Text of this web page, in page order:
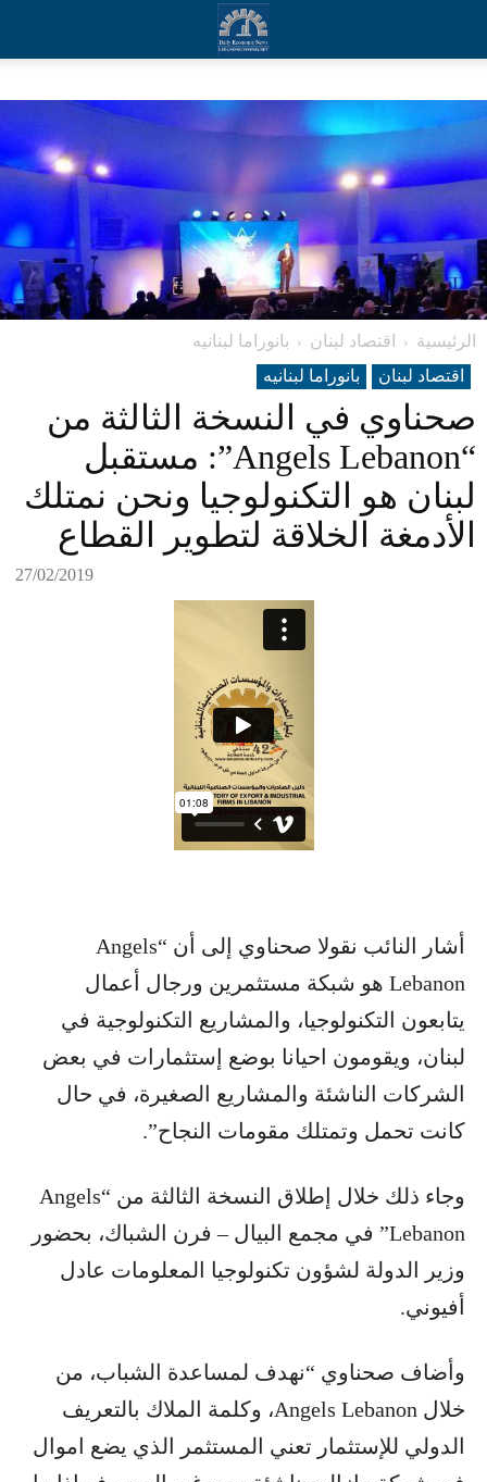
الرئيسية اقتصاد لبنان
بانوراما لبنانیه
اقتصاد لبنان
بانوراما لبنانیه
صحناوي في النسخة الثالثة من
“Angels Lebanon”: مستقبل
لبنان هو التكنولوجيا ونحن نمتلك
الأدمغة الخلاقة لتطوير القطاع
27/02/2019
أشار النائب نقولا صحناوي إلى أن “Angels
Lebanon هو شبكة مستثمرين ورجال أعمال
يتابعون التكنولوجيا، والمشاريع التكنولوجية في
لبنان، ويقومون احيانا بوضع إستثمارات في بعض
الشركات الناشئة والمشاريع الصغيرة، في حال
كانت تحمل وتمتلك مقومات النجاح”.
وجاء ذلك خلال إطلاق النسخة الثالثة من “Angels
Lebanon” في مجمع البيال – فرن الشباك، بحضور
وزير الدولة لشؤون تكنولوجيا المعلومات عادل
أفيوني.
وأضاف صحناوي “نهدف لمساعدة الشباب، من
خلال Angels Lebanon، وكلمة الملاك بالتعريف
الدولي للإستثمار تعني المستثمر الذي يضع اموال